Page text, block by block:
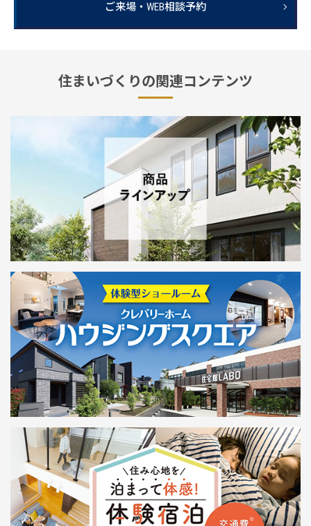
ご来場・WEB相談予約
住まいづくりの関連コンテンツ